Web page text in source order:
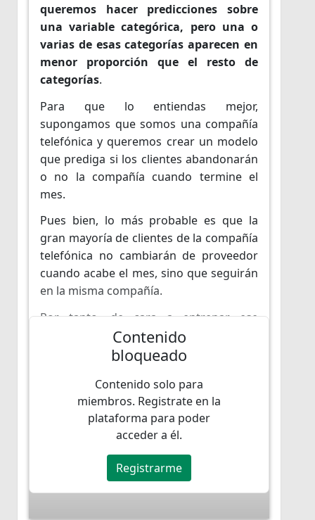
Contenido
bloqueado
Contenido solo para
miembros. Registrate en la
plataforma para poder
acceder a él.
Registrarme
queremos hacer predicciones sobre
una variable categórica, pero una o
varias de esas categorías aparecen en
menor proporción que el resto de
categorías.
Para que lo entiendas mejor,
supongamos que somos una compañía
telefónica y queremos crear un modelo
que prediga si los clientes abandonarán
o no la compañía cuando termine el
mes.
Pues bien, lo más probable es que la
gran mayoría de clientes de la compañía
telefónica no cambiarán de proveedor
cuando acabe el mes, sino que seguirán
en la misma compañía.
Por tanto, de cara a entrenar ese
modelo, nuestro dataset tendría muchas
observaciones de clientes que siguen en
no sigan en la compañía. Esto es algo
que podemos ver en el siguiente